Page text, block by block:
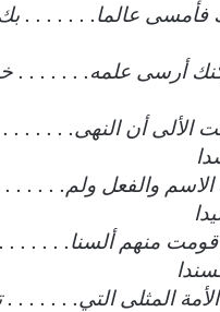
فأمسى عالما. . . . . . .
أرسى علمه. . . . . . .
الألى أن النهى. . . . . .
والفعل ولم. . . . .
منهم ألسنا. . . . . .
المثلى التي. . . . . . .